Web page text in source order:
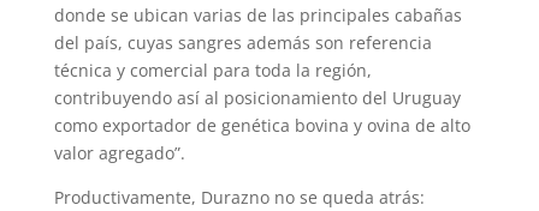
donde se ubican varias de las principales cabañas
del país, cuyas sangres además son referencia
técnica y comercial para toda la región,
contribuyendo así al posicionamiento del Uruguay
como exportador de genética bovina y ovina de alto
valor agregado”.
Productivamente, Durazno no se queda atrás: